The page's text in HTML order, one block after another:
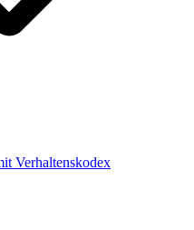
Verhaltenskodex